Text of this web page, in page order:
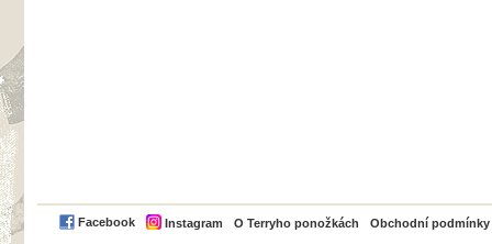
Facebook Instagram O Terryho ponožkách Obchodní podmínky
PayPal